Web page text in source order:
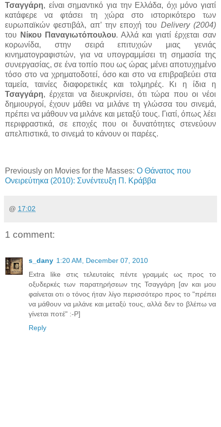
Τσαγγάρη, είναι σημαντικό για την Ελλάδα, όχι μόνο γιατί
κατάφερε να φτάσει τη χώρα στο ιστορικότερο των
ευρωπαϊκών φεστιβάλ, απ’ την εποχή του Delivery (2004)
του
Νίκου Παναγιωτόπουλου. Αλλά και γιατί έρχεται σαν
κορωνίδα, στην σειρά επιτυχιών μιας γενιάς
κινηματογραφιστών, για να υπογραμμίσει τη σημασία της
συνεργασίας, σε ένα τοπίο που ως ώρας μένει αποτυχημένο
τόσο στο να χρηματοδοτεί, όσο και στο να επιβραβεύει στα
ταμεία, ταινίες διαφορετικές και τολμηρές. Κι η ίδια η
Τσαγγάρη, έρχεται να διευκρινίσει, ότι τώρα που οι νέοι
δημιουργοί, έχουν μάθει να μιλάνε τη γλώσσα του σινεμά,
πρέπει να μάθουν να μιλάνε και μεταξύ τους. Γιατί, όπως λέει
περιφραστικά, σε εποχές που οι δυνατότητες στενεύουν
απελπιστικά, το σινεμά το κάνουν οι παρέες.
Previously on Movies for the Masses: Ο Θάνατος που
Ονειρεύτηκα (2010): Συνέντευξη Π. Κράββα
@ 17:02
1 comment:
s_dany 1:20 AM, December 07, 2010
Extra like στις τελευταίες πέντε γραμμές ως προς το
οξυδερκές των παρατηρήσεων της Τσαγγάρη [αν και μου
φαίνεται οτι ο τόνος ήταν λίγο περισσότερο προς το "πρέπει
να μάθουν να μιλάνε και μεταξύ τους, αλλά δεν το βλέπω να
γίνεται ποτέ" :-P]
Reply